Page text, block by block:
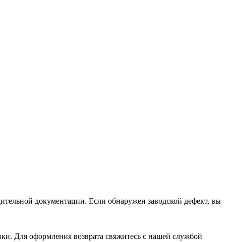
документации. Если обнаружен заводской дефект, вы
Для оформления возврата свяжитесь с нашей службой